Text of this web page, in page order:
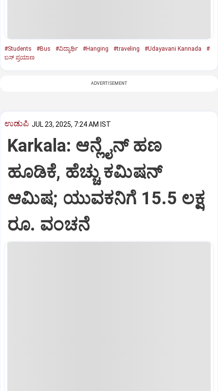
#Students #Bus #ವಿದ್ಯಾರ್ಥಿ #Hanging #traveling #Udayavani Kannada
#
ಬಸ್ ಪ್ರಯಾಣ
ADVERTISEMENT
ಉಡುಪಿ JUL 23, 2025, 7:24 AM IST
Karkala: ಆನ್ಲೈನ್‌ ಹಣ
ಹೂಡಿಕೆ, ಹೆಚ್ಚು ಕಮಿಷನ್‌
ಆಮಿಷ; ಯುವಕನಿಗೆ 15.5 ಲಕ್ಷ
ರೂ. ವಂಚನೆ